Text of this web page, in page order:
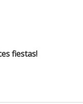
fiestas!